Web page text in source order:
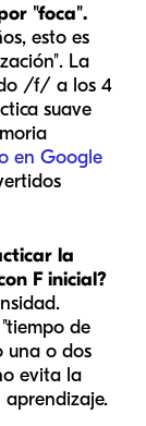
"foca".
esto es
La
/f/ a los 4
suave
en Google
la
F inicial?
de
una o dos
evita la